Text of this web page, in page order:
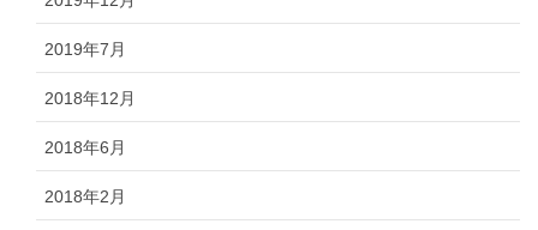
2019年7月
2018年12月
2018年6月
2018年2月